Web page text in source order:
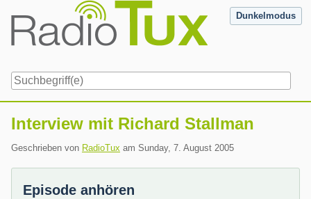
content
Dunkelmodus
Interview mit Richard Stallman
Geschrieben von RadioTux am Sunday, 7. August 2005
Episode anhören